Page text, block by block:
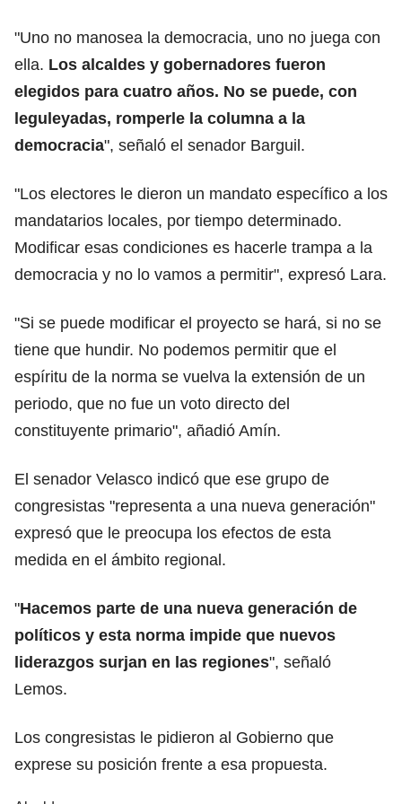
"Uno no manosea la democracia, uno no juega con
ella. Los alcaldes y gobernadores fueron
elegidos para cuatro años. No se puede, con
leguleyadas, romperle la columna a la
democracia", señaló el senador Barguil.
"Los electores le dieron un mandato específico a los
mandatarios locales, por tiempo determinado.
Modificar esas condiciones es hacerle trampa a la
democracia y no lo vamos a permitir", expresó Lara.
"Si se puede modificar el proyecto se hará, si no se
tiene que hundir. No podemos permitir que el
espíritu de la norma se vuelva la extensión de un
periodo, que no fue un voto directo del
constituyente primario", añadió Amín.
El senador Velasco indicó que ese grupo de
congresistas "representa a una nueva generación"
expresó que le preocupa los efectos de esta
medida en el ámbito regional.
"Hacemos parte de una nueva generación de
políticos y esta norma impide que nuevos
liderazgos surjan en las regiones", señaló
Lemos.
Los congresistas le pidieron al Gobierno que
exprese su posición frente a esa propuesta.